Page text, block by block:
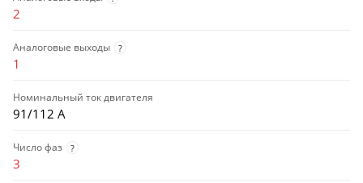
2
Аналоговые выходы ?
1
Номинальный ток двигателя
91/112 А
Число фаз ?
3